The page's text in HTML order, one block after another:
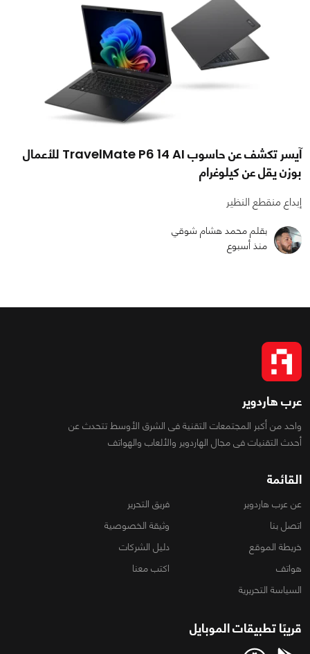
آيسر تكشف عن حاسوب TravelMate P6 14 AI للأعمال
بوزن يقل عن كيلوغرام
إبداع منقطع النظير
بقلم محمد هشام شوقي
منذ أسبوع
عرب هاردوير
واحد من أكبر المجتمعات التقنية فى الشرق الأوسط تتحدث عن
أحدث التقنيات فى مجال الهاردوير والألعاب والهواتف
القائمة
عن عرب هاردوير
فريق التحرير
اتصل بنا
وثيقة الخصوصية
خريطة الموقع
دليل الشركات
هواتف
اكتب معنا
السياسة التحريرية
قريبًا تطبيقات الموبايل